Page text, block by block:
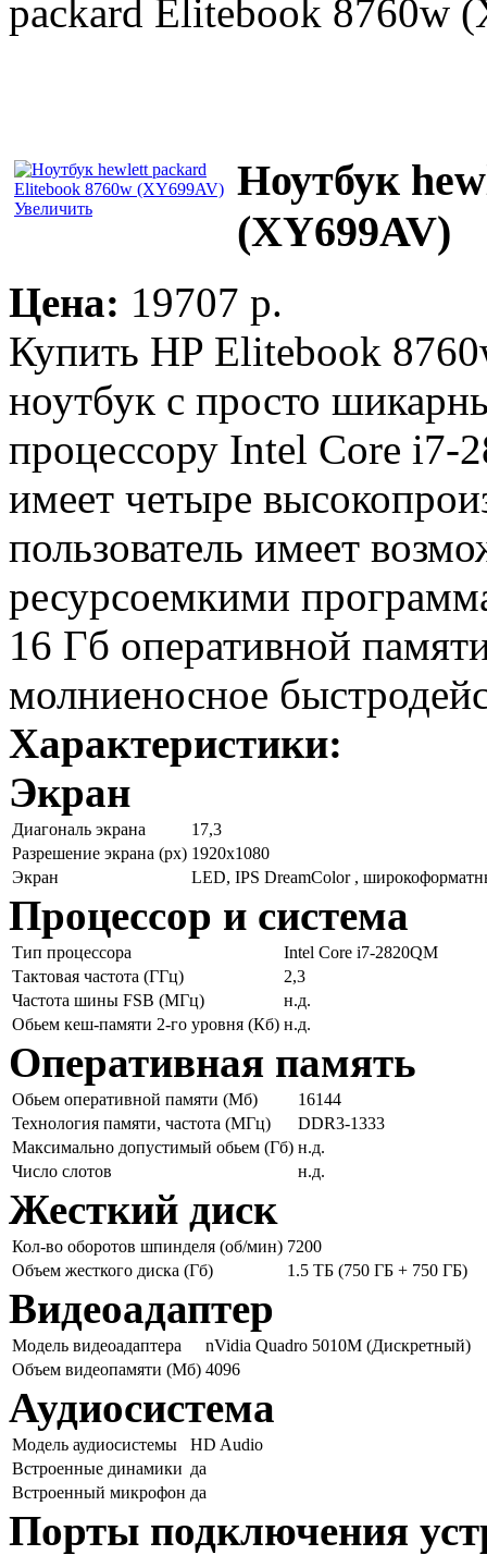
packard Elitebook 8760w
Увеличить
Ноутбук
(XY699AV)
Цена: 19707 p.
Купить HP Elitebook
ноутбук с просто
процессору Intel Core i7-
имеет четыре
пользователь имеет
ресурсоемкими
16 Гб оперативной
молниеносное
Характеристики:
Экран
Диагональ экрана
17,3
Разрешение экрана (px) 1920x1080
Экран
LED, IPS DreamColor ,
Процессор и система
Тип процессора
Intel Core i7-2820QM
Тактовая частота (ГГц)
2,3
Частота шины FSB (МГц)
н.д.
Обьем кеш-памяти 2-го уровня (Кб) н.д.
Оперативная память
Обьем оперативной памяти (Мб)
16144
Технология памяти, частота (МГц)
DDR3-1333
Максимально допустимый обьем (Гб) н.д.
Число слотов
н.д.
Жесткий диск
Кол-во оборотов шпинделя (об/мин) 7200
Объем жесткого диска (Гб)
1.5 ТБ (750 ГБ + 750 ГБ)
Видеоадаптер
Модель видеоадаптера
nVidia Quadro 5010M (Дискретный)
Объем видеопамяти (Мб) 4096
Аудиосистема
Модель аудиосистемы
HD Audio
Встроенные динамики да
Встроенный микрофон да
Порты подключения